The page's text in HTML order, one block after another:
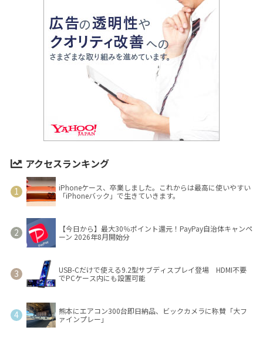
アクセスランキング
iPhoneケース、卒業しました。これからは最高に使いやすい
「iPhoneバック」で生きていきます。
【今日から】最大30％ポイント還元！PayPay自治体キャンペ
ーン 2026年8月開始分
USB-Cだけで使える9.2型サブディスプレイ登場 HDMI不要
でPCケース内にも設置可能
熊本にエアコン300台即日納品、ビックカメラに称賛「大フ
ァインプレー」